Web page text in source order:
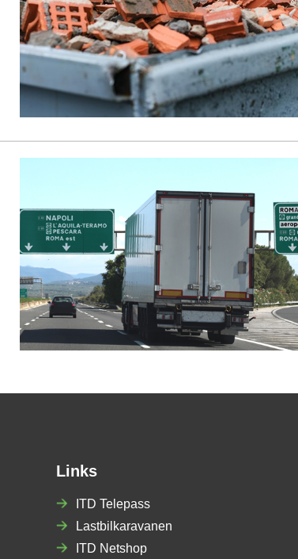
Links
ITD Telepass
Lastbilkaravanen
ITD Netshop